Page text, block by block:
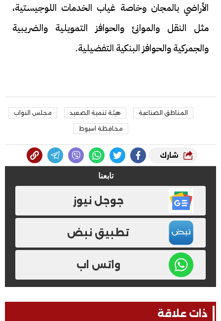
الأراضي بالمجان وخاصة غياب الخدمات اللوجيستية،
مثل النقل والموانئ والحوافز التمويلية والضريبية
والجمركية والحوافز البنكية التفضيلية.
المناطق الصناعية هيئة تنمية الصعيد مجلس النواب
محافظة اسيوط
شارك
تابعنا
جوجل نيوز
تطبيق نبض
واتس اب
ذات علاقة